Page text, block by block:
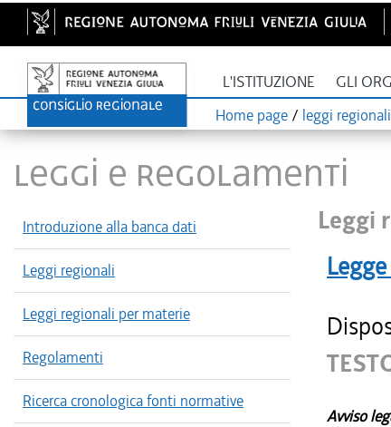
L'ISTITUZIONE GLI
Home page / leggi regionali
LEGGI E REGOLAMENTI
Introduzione alla banca dati
Leggi regionali
Leggi regionali per materie
Regolamenti
Ricerca cronologica fonti normative
Leggi
Avviso